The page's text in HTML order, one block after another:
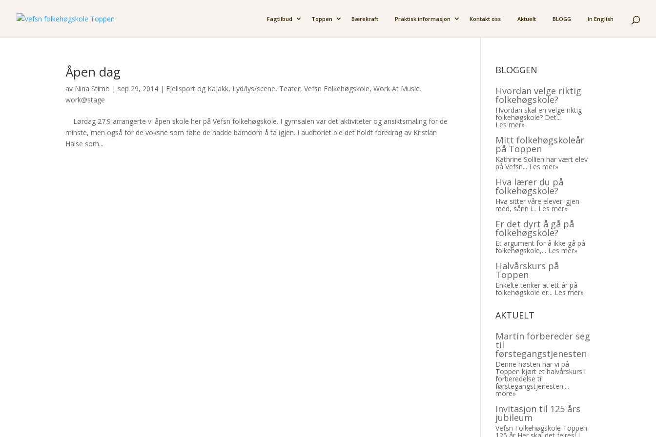
Fagtilbud Toppen Bærekraft Praktisk informasjon Kontakt oss Aktuelt BLOGG In English
Åpen dag
av Nina Stimo | sep 29, 2014 | Fjellsport og Kajakk, Lyd/lys/scene, Teater,Vefsn Folkehøgskole,Work At Music,
work@stage
Lørdag 27.9 arrangerte vi åpen skole her på Vefsn folkehøgskole. I gymsalen var det aktiviteter og ansiktsmaling for de
minste, men også for de voksne som følte de hadde barndom å ta igjen. I auditoriet ble det holdt foredrag av Kristian
Halse som...
BLOGGEN
Hvordan velge riktig
folkehøgskole?
Hvordan skal en velge riktig
folkehøgskole? Det...
Les mer»
Mitt folkehøgskoleår
på Toppen
Kathrine Sollien har vært elev
på Vefsn... Les mer»
Hva lærer du på
folkehøgskole?
Hva sitter våre elever igjen
med, sånn i... Les mer»
Er det dyrt å gå på
folkehøgskole?
Et argument for å ikke gå på
folkehøgskole,... Les mer»
Halvårskurs på
Toppen
Enkelte tenker at ett år på
folkehøgskole er... Les mer»
AKTUELT
Martin forbereder seg
til
førstegangstjenesten
Denne høsten har vi på
Toppen kjørt et halvårskurs i
forberedelse til
førstegangstjenesten....
more»
Invitasjon til 125 års
jubileum
Vefsn Folkehøgskole Toppen